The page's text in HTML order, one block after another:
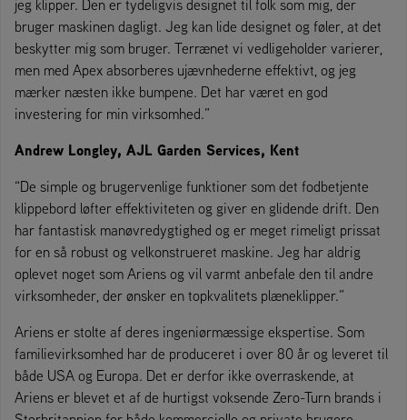
jeg klipper. Den er tydeligvis designet til folk som mig, der
bruger maskinen dagligt. Jeg kan lide designet og føler, at det
beskytter mig som bruger. Terrænet vi vedligeholder varierer,
men med Apex absorberes ujævnhederne effektivt, og jeg
mærker næsten ikke bumpene. Det har været en god
investering for min virksomhed.”
Andrew Longley, AJL Garden Services, Kent
“De simple og brugervenlige funktioner som det fodbetjente
klippebord løfter effektiviteten og giver en glidende drift. Den
har fantastisk manøvredygtighed og er meget rimeligt prissat
for en så robust og velkonstrueret maskine. Jeg har aldrig
oplevet noget som Ariens og vil varmt anbefale den til andre
virksomheder, der ønsker en topkvalitets plæneklipper.”
Ariens er stolte af deres ingeniørmæssige ekspertise. Som
familievirksomhed har de produceret i over 80 år og leveret til
både USA og Europa. Det er derfor ikke overraskende, at
Ariens er blevet et af de hurtigst voksende Zero-Turn brands i